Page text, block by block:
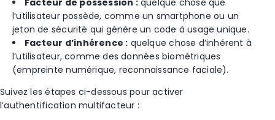
l’utilisateur possède, comme un smartphone ou un
jeton de sécurité qui génère un code à usage unique.
Facteur d’inhérence : quelque chose d’inhérent à
l’utilisateur, comme des données biométriques
(empreinte numérique, reconnaissance faciale).
Suivez les étapes ci-dessous pour activer
l’authentification multifacteur :